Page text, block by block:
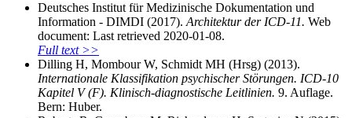
Deutsches Institut für Medizinische Dokumentation und
Information - DIMDI (2017). Architektur der ICD-11. Web
document: Last retrieved 2020-01-08.
Full text >>
Dilling H, Mombour W, Schmidt MH (Hrsg) (2013).
Internationale Klassifikation psychischer Störungen. ICD-10
Kapitel V (F). Klinisch-diagnostische Leitlinien. 9. Auflage.
Bern: Huber.